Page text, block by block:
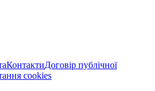
КонтактиДоговір публічної
cookies